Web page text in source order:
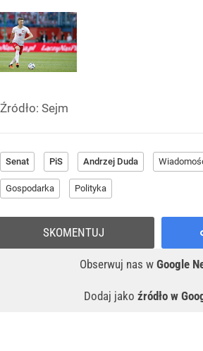
Źródło: Sejm
Senat PiS Andrzej Duda
Gospodarka Polityka
Obserwuj nas w Google
Dodaj jako źródło w
SKOMENTUJ